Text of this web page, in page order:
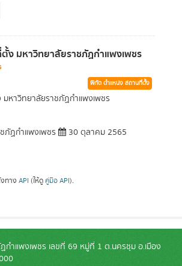
ง มหาวิทยาลัยราชภัฏกำแพงเพชร
พิกัด ตำแหน่ง สถานที่ตั้ง
หาวิทยาลัยราชภัฏกำแพงเพชร
ภัฏกำแพงเพชร 30 ตุลาคม 2565
ทาง API (ให้ดู คู่มือ API).
กำแพงเพชร เลขที่ 69 หมู่ที่ 1 ต.นครชุม อ.เมือง